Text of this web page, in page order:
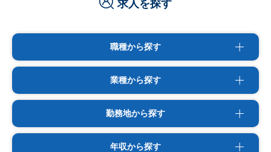
求人を探す
職種から探す
業種から探す
勤務地から探す
年収から探す